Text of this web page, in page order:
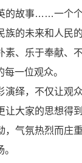
的故事……一个
族的未来和人民
素、乐于奉献、
一位观众。
演绎，不仅让观
让大家的思想得
，气氛热烈而庄